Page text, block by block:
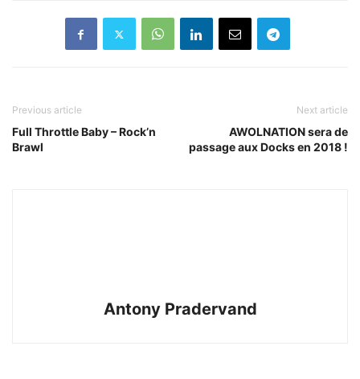
Previous article
Full Throttle Baby – Rock’n
Brawl
Next article
AWOLNATION sera de
passage aux Docks en 2018 !
Antony Pradervand